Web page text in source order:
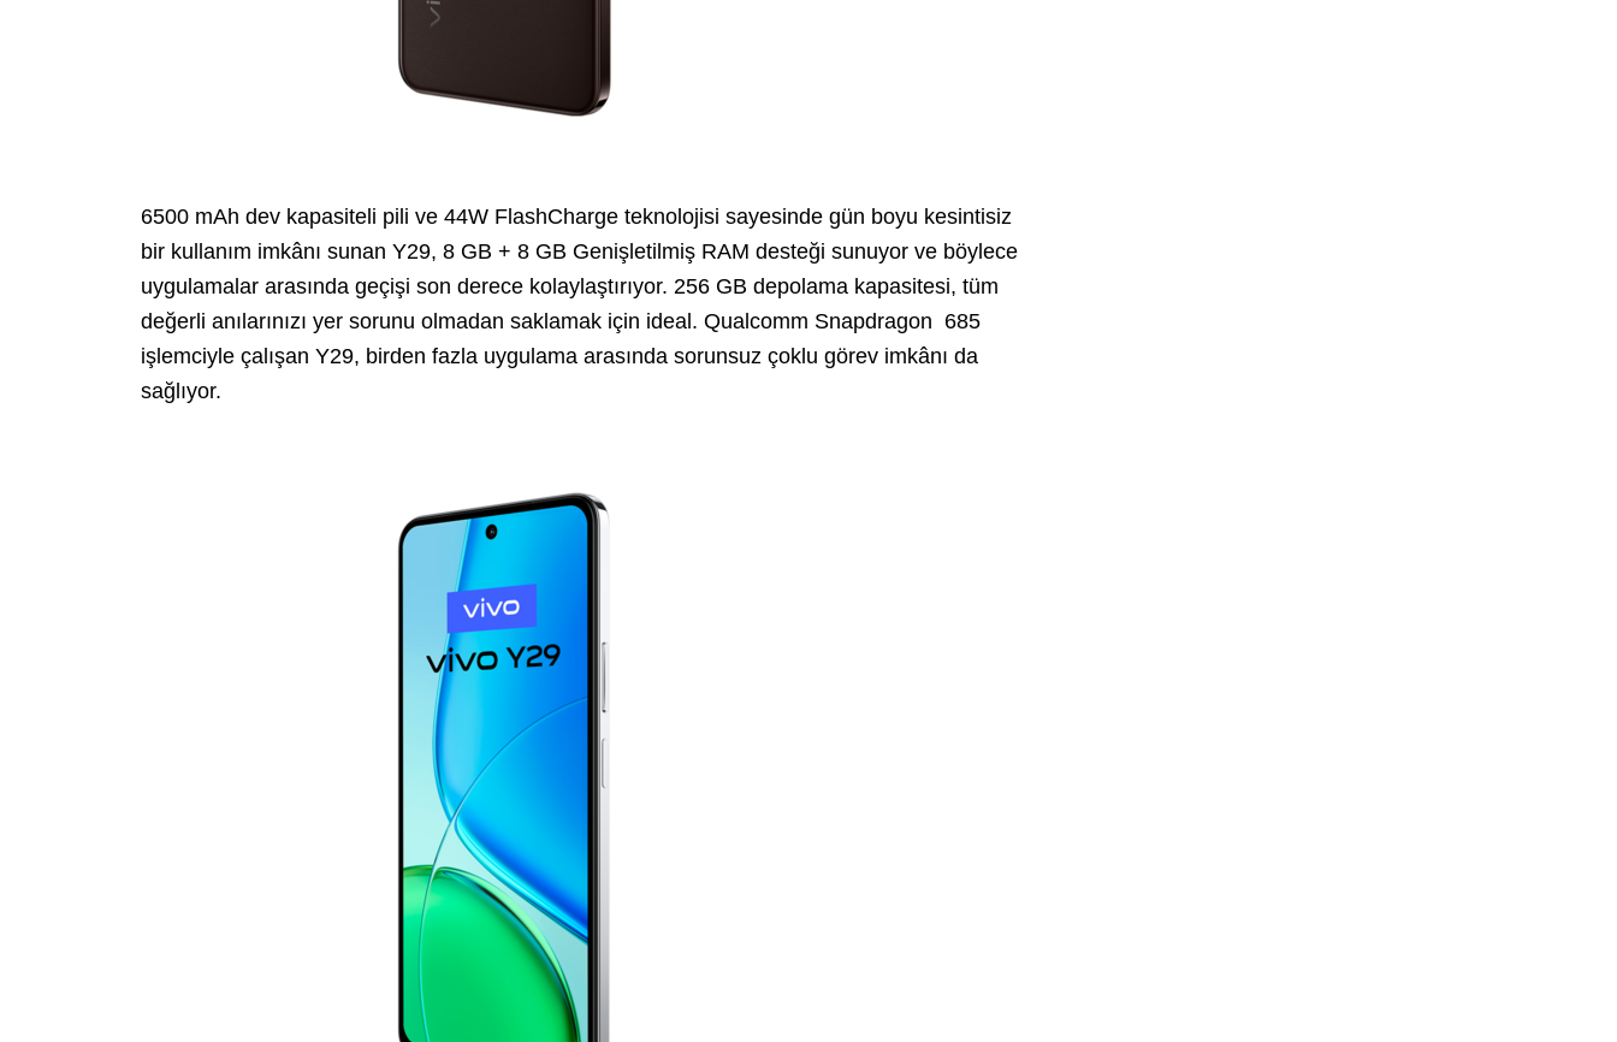
6500 mAh dev kapasiteli pili ve 44W FlashCharge teknolojisi sayesinde gün boyu kesintisiz
bir kullanım imkânı sunan Y29, 8 GB + 8 GB Genişletilmiş RAM desteği sunuyor ve böylece
uygulamalar arasında geçişi son derece kolaylaştırıyor. 256 GB depolama kapasitesi, tüm
değerli anılarınızı yer sorunu olmadan saklamak için ideal. Qualcomm Snapdragon 685
işlemciyle çalışan Y29, birden fazla uygulama arasında sorunsuz çoklu görev imkânı da
sağlıyor.